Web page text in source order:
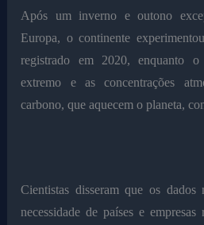
Após um inverno e outono
Europa, o continente
registrado em 2020, enquanto
extremo e as concentrações
carbono, que aquecem o planeta,
Cientistas disseram que os dados
necessidade de países e